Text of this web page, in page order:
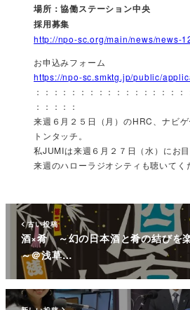
場所：協働ステーション中央
採用募集
http://npo-sc.org/main/news/news-
お申込みフォーム
https://npo-sc.smktg.jp/public/
：：：：：：：：：：：：：：：：：
：：：：：
来週６月２５日（月）のHRC、ナビ
トンタッチ。
私JUMIは来週６月２７日（水）にお目
来週のハローラジオシティも聴いてく
古い投稿
酒×肴 ～幻の日本酒と肴の結びを
～＠浅草…